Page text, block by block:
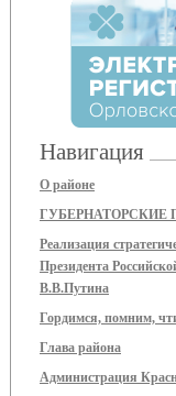
Навигация
О районе
ГУБЕРНАТОРСКИЕ
Реализация
Президента
В.В.Путина
Гордимся, помним,
Глава района
Администрация